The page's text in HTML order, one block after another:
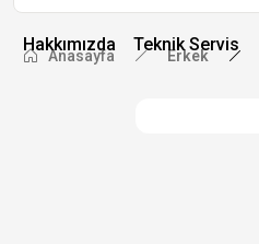
Hakkımızda Teknik Servis
Anasayfa Erkek